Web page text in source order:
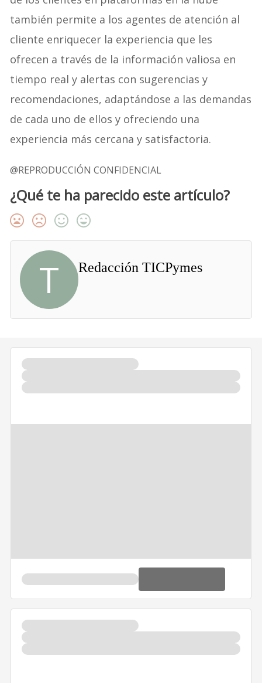
también permite a los agentes de atención al
cliente enriquecer la experiencia que les
ofrecen a través de la información valiosa en
tiempo real y alertas con sugerencias y
recomendaciones, adaptándose a las demandas
de cada uno de ellos y ofreciendo una
experiencia más cercana y satisfactoria.
@REPRODUCCIÓN CONFIDENCIAL
¿Qué te ha parecido este artículo?
T Redacción TICPymes